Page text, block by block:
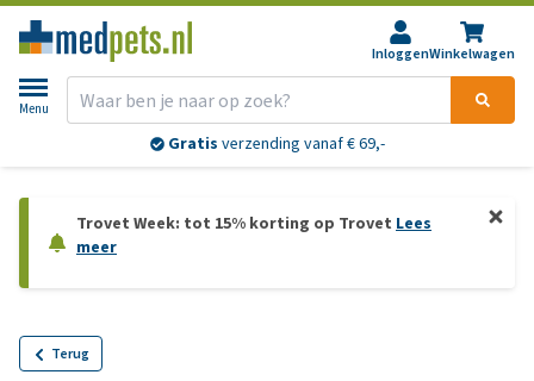
InloggenWinkelwagen
Menu
Gratis verzending vanaf € 69,-
Trovet Week: tot 15% korting op Trovet Lees
meer
Terug